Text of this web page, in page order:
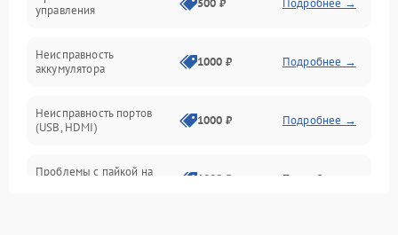
управления
500 ₽ Подробнее →
Неисправность
аккумулятора
1000 ₽ Подробнее →
Неисправность портов
(USB, HDMI)
1000 ₽ Подробнее →
Проблемы с пайкой на
1000 ₽ Подробнее →